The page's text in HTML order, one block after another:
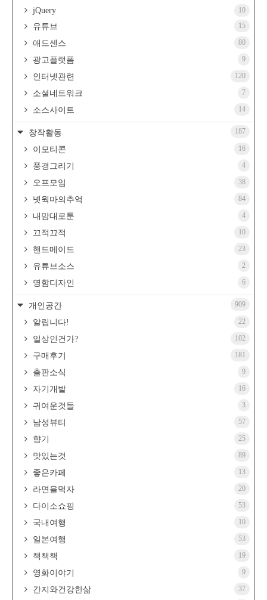
jQuery 10
유튜브 15
애드센스 80
광고플랫폼 9
인터넷관련 120
소셜네트워크 7
소스사이트 14
창작활동 187
이모티콘 16
풍경그리기 4
오프모임 38
넷웍마의추억 84
내맘대로툰 4
끄적끄적 10
핸드메이드 23
유튜브소스 2
명함디자인 6
개인공간 909
알립니다! 22
일상인건가? 102
구매후기 181
출판소식 9
자기개발 16
귀여운것들 3
남성뷰티 57
향기 25
맛있는것 89
좋은카페 13
라면을먹자 20
다이소쇼핑 53
국내여행 10
일본여행 53
책책책 19
영화이야기 9
간지와건강한삶 37